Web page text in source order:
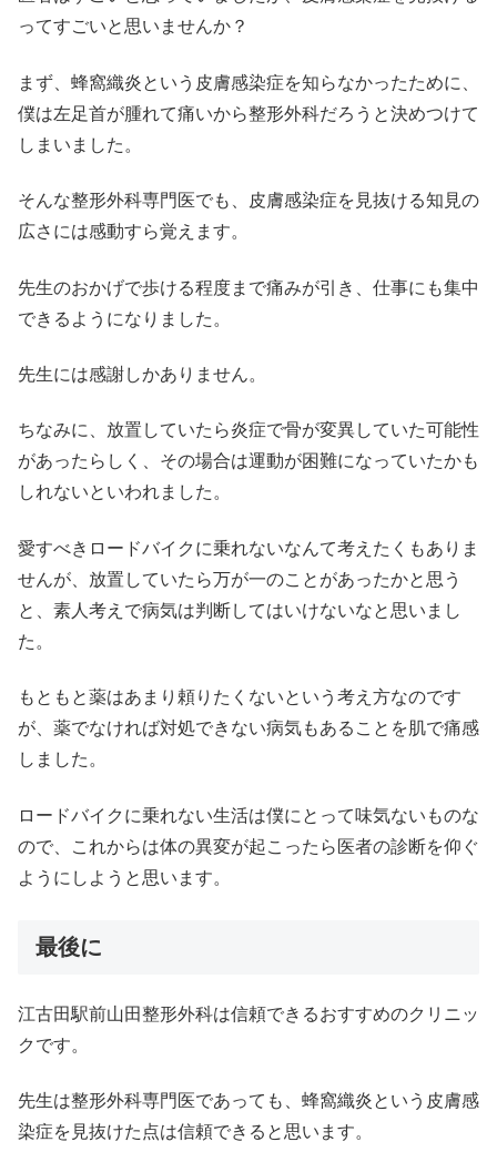
ってすごいと思いませんか？
まず、蜂窩織炎という皮膚感染症を知らなかったために、
僕は左足首が腫れて痛いから整形外科だろうと決めつけて
しまいました。
そんな整形外科専門医でも、皮膚感染症を見抜ける知見の
広さには感動すら覚えます。
先生のおかげで歩ける程度まで痛みが引き、仕事にも集中
できるようになりました。
先生には感謝しかありません。
ちなみに、放置していたら炎症で骨が変異していた可能性
があったらしく、その場合は運動が困難になっていたかも
しれないといわれました。
愛すべきロードバイクに乗れないなんて考えたくもありま
せんが、放置していたら万が一のことがあったかと思う
と、素人考えで病気は判断してはいけないなと思いまし
た。
もともと薬はあまり頼りたくないという考え方なのです
が、薬でなければ対処できない病気もあることを肌で痛感
しました。
ロードバイクに乗れない生活は僕にとって味気ないものな
ので、これからは体の異変が起こったら医者の診断を仰ぐ
ようにしようと思います。
最後に
江古田駅前山田整形外科は信頼できるおすすめのクリニッ
クです。
先生は整形外科専門医であっても、蜂窩織炎という皮膚感
染症を見抜けた点は信頼できると思います。